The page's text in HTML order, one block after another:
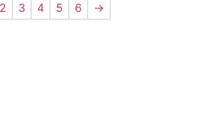
2 3 4 5 6 →